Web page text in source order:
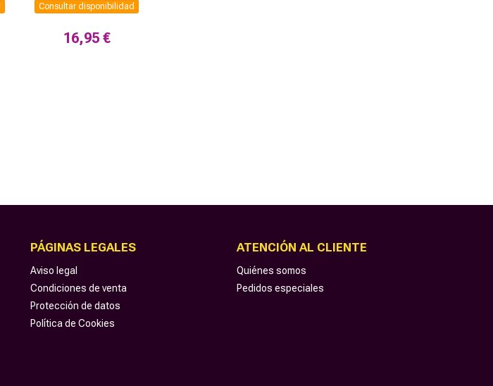
Consultar disponibilidad
16,95 €
PÁGINAS LEGALES
Aviso legal
Condiciones de venta
Protección de datos
Política de Cookies
ATENCIÓN AL CLIENTE
Quiénes somos
Pedidos especiales